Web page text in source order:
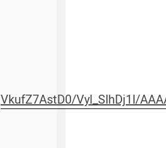
VkufZ7AstD0/Vyl_SIhDj1I/